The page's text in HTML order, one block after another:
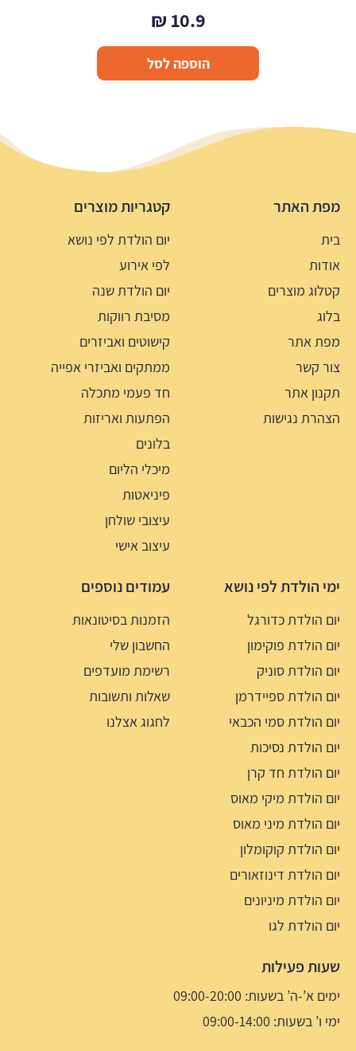
10.9
₪
הוספה לסל
מפת האתר
בית
אודות
קטלוג מוצרים
בלוג
מפת אתר
צור קשר
תקנון אתר
הצהרת נגישות
קטגריות מוצרים
יום הולדת לפי נושא
לפי אירוע
יום הולדת שנה
מסיבת רווקות
קישוטים ואביזרים
ממתקים ואביזרי אפייה
חד פעמי מתכלה
הפתעות ואריזות
בלונים
מיכלי הליום
פיניאטות
עיצובי שולחן
עיצוב אישי
ימי הולדת לפי נושא
יום הולדת כדורגל
יום הולדת פוקימון
יום הולדת סוניק
יום הולדת ספיידרמן
יום הולדת סמי הכבאי
יום הולדת נסיכות
יום הולדת חד קרן
יום הולדת מיקי מאוס
יום הולדת מיני מאוס
יום הולדת קוקומלון
יום הולדת דינוזאורים
יום הולדת מיניונים
יום הולדת לגו
עמודים נוספים
הזמנות בסיטונאות
החשבון שלי
רשימת מועדפים
שאלות ותשובות
לחגוג אצלנו
שעות פעילות
ימים א’-ה’ בשעות: 09:00-20:00
ימי ו’ בשעות: 09:00-14:00